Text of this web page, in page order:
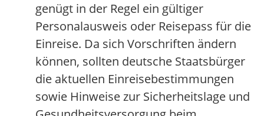
genügt in der Regel ein gültiger
Personalausweis oder Reisepass für die
Einreise. Da sich Vorschriften ändern
können, sollten deutsche Staatsbürger
die aktuellen Einreisebestimmungen
sowie Hinweise zur Sicherheitslage und